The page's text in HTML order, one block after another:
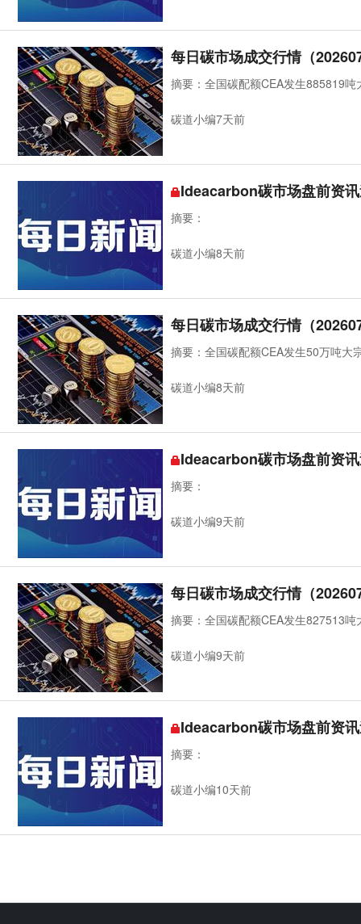
每日碳市场成交行情（
摘要：全国碳配额CEA发生885819
碳道小编7天前
Ideacarbon碳市场盘前资
摘要：
碳道小编8天前
每日碳市场成交行情（
摘要：全国碳配额CEA发生50万吨大
碳道小编8天前
Ideacarbon碳市场盘前资
摘要：
碳道小编9天前
每日碳市场成交行情（
摘要：全国碳配额CEA发生827513
碳道小编9天前
Ideacarbon碳市场盘前资
摘要：
碳道小编10天前